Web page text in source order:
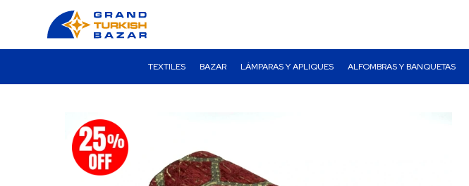
TEXTILES BAZAR LÁMPARAS Y APLIQUES ALFOMBRAS Y BANQUETAS